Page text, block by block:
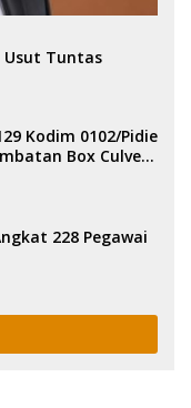
Usut Tuntas
Kodim 0102/Pidie
Box Culvert
228 Pegawai